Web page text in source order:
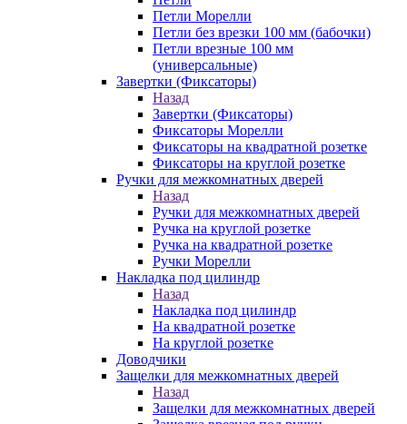
Петли Морелли
Петли без врезки 100 мм (бабочки)
Петли врезные 100 мм
(универсальные)
Завертки (Фиксаторы)
Назад
Завертки (Фиксаторы)
Фиксаторы Морелли
Фиксаторы на квадратной розетке
Фиксаторы на круглой розетке
Ручки для межкомнатных дверей
Назад
Ручки для межкомнатных дверей
Ручка на круглой розетке
Ручка на квадратной розетке
Ручки Морелли
Накладка под цилиндр
Назад
Накладка под цилиндр
На квадратной розетке
На круглой розетке
Доводчики
Защелки для межкомнатных дверей
Назад
Защелки для межкомнатных дверей